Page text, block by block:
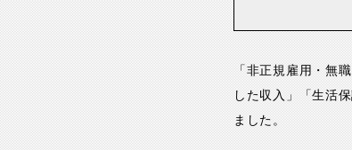
「非正規雇用・無
した収入」「生活
ました。